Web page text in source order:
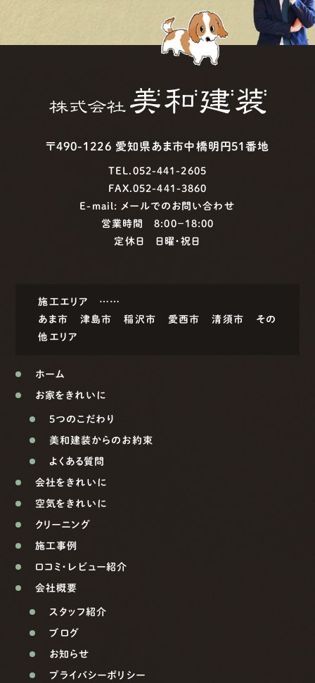
〒490-1226 愛知県あま市中橋明円51番地
TEL.052-441-2605
FAX.052-441-3860
E-mail: メールでのお問い合わせ
営業時間 8:00−18:00
定休日 日曜・祝日
施工エリア ……
あま市
津島市 稲沢市 愛西市 清須市
その
他エリア
ホーム
お家をきれいに
5つのこだわり
美和建装からのお約束
よくある質問
会社をきれいに
空気をきれいに
クリーニング
施工事例
口コミ・レビュー紹介
会社概要
スタッフ紹介
ブログ
お知らせ
プライバシーポリシー